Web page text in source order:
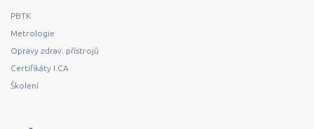
PBTK
Metrologie
Opravy zdrav. přístrojů
Certifikáty I.CA
Školení